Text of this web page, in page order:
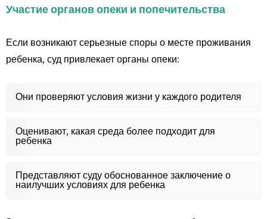
Участие органов опеки и попечительства
Если возникают серьезные споры о месте проживания
ребенка, суд привлекает органы опеки:
Они проверяют условия жизни у каждого родителя
Оценивают, какая среда более подходит для
ребенка
Представляют суду обоснованное заключение о
наилучших условиях для ребенка